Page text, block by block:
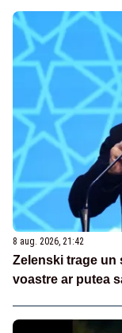
8 aug. 2026, 21:42
Zelenski trage un
voastre ar putea